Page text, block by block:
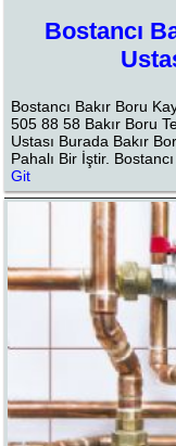
Bostancı
Bostancı Bakır Boru
505 88 58 Bakır Boru
Ustası Burada Bakır
Pahalı Bir İştir.
Git